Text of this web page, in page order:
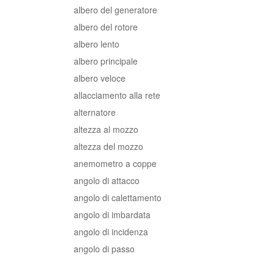
albero del generatore
albero del rotore
albero lento
albero principale
albero veloce
allacciamento alla rete
alternatore
altezza al mozzo
altezza del mozzo
anemometro a coppe
angolo di attacco
angolo di calettamento
angolo di imbardata
angolo di incidenza
angolo di passo